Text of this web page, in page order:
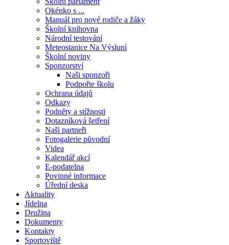
Okénko s ...
Manuál pro nové rodiče a žáky
Školní knihovna
Národní testování
Meteostanice Na Výsluní
Školní noviny
Sponzorství
Naši sponzoři
Podpořte školu
Ochrana údajů
Odkazy
Podněty a stížnosti
Dotazníková šetření
Naši partneři
Fotogalerie původní
Videa
Kalendář akcí
E-podatelna
Povinné informace
Úřední deska
Aktuality
Jídelna
Družina
Dokumenty
Kontakty
Sportoviště